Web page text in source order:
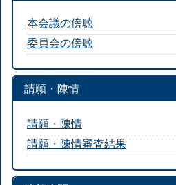
本会議の傍聴
委員会の傍聴
請願・陳情
請願・陳情
請願・陳情審査結果